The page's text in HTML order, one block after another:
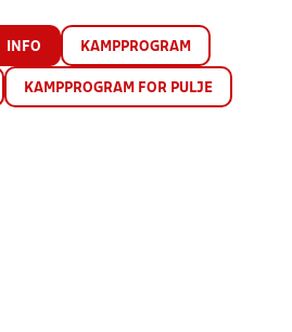
INFO KAMPPROGRAM
KAMPPROGRAM FOR PULJE